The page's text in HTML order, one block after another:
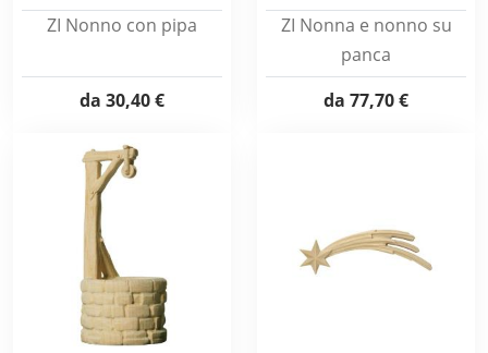
ZI Nonno con pipa
da 30,40 €
ZI Nonna e nonno su
panca
da 77,70 €